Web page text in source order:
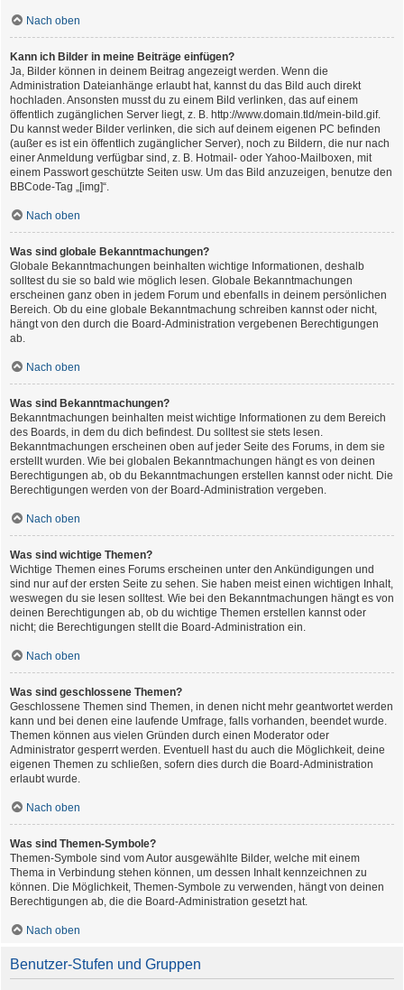
Nach oben
Kann ich Bilder in meine Beiträge einfügen?
Ja, Bilder können in deinem Beitrag angezeigt werden. Wenn die
Administration Dateianhänge erlaubt hat, kannst du das Bild auch direkt
hochladen. Ansonsten musst du zu einem Bild verlinken, das auf einem
öffentlich zugänglichen Server liegt, z. B. http://www.domain.tld/mein-bild.gif.
Du kannst weder Bilder verlinken, die sich auf deinem eigenen PC befinden
(außer es ist ein öffentlich zugänglicher Server), noch zu Bildern, die nur nach
einer Anmeldung verfügbar sind, z. B. Hotmail- oder Yahoo-Mailboxen, mit
einem Passwort geschützte Seiten usw. Um das Bild anzuzeigen, benutze den
BBCode-Tag „[img]“.
Nach oben
Was sind globale Bekanntmachungen?
Globale Bekanntmachungen beinhalten wichtige Informationen, deshalb
solltest du sie so bald wie möglich lesen. Globale Bekanntmachungen
erscheinen ganz oben in jedem Forum und ebenfalls in deinem persönlichen
Bereich. Ob du eine globale Bekanntmachung schreiben kannst oder nicht,
hängt von den durch die Board-Administration vergebenen Berechtigungen
ab.
Nach oben
Was sind Bekanntmachungen?
Bekanntmachungen beinhalten meist wichtige Informationen zu dem Bereich
des Boards, in dem du dich befindest. Du solltest sie stets lesen.
Bekanntmachungen erscheinen oben auf jeder Seite des Forums, in dem sie
erstellt wurden. Wie bei globalen Bekanntmachungen hängt es von deinen
Berechtigungen ab, ob du Bekanntmachungen erstellen kannst oder nicht. Die
Berechtigungen werden von der Board-Administration vergeben.
Nach oben
Was sind wichtige Themen?
Wichtige Themen eines Forums erscheinen unter den Ankündigungen und
sind nur auf der ersten Seite zu sehen. Sie haben meist einen wichtigen Inhalt,
weswegen du sie lesen solltest. Wie bei den Bekanntmachungen hängt es von
deinen Berechtigungen ab, ob du wichtige Themen erstellen kannst oder
nicht; die Berechtigungen stellt die Board-Administration ein.
Nach oben
Was sind geschlossene Themen?
Geschlossene Themen sind Themen, in denen nicht mehr geantwortet werden
kann und bei denen eine laufende Umfrage, falls vorhanden, beendet wurde.
Themen können aus vielen Gründen durch einen Moderator oder
Administrator gesperrt werden. Eventuell hast du auch die Möglichkeit, deine
eigenen Themen zu schließen, sofern dies durch die Board-Administration
erlaubt wurde.
Nach oben
Was sind Themen-Symbole?
Themen-Symbole sind vom Autor ausgewählte Bilder, welche mit einem
Thema in Verbindung stehen können, um dessen Inhalt kennzeichnen zu
können. Die Möglichkeit, Themen-Symbole zu verwenden, hängt von deinen
Berechtigungen ab, die die Board-Administration gesetzt hat.
Nach oben
Benutzer-Stufen und Gruppen